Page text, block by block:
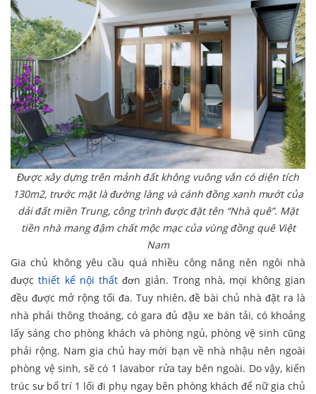
Được xây dựng trên mảnh đất không vuông vắn có diện tích
130m2, trước mặt là đường làng và cánh đồng xanh mướt của
dải đất miền Trung, công trình được đặt tên “Nhà quê”. Mặt
tiền nhà mang đậm chất mộc mạc của vùng đồng quê Việt
Nam
Gia chủ không yêu cầu quá nhiều công năng nên ngôi nhà
đượcthiết kế nội thất đơn giản. Trong nhà, mọi không gian
đều được mở rộng tối đa. Tuy nhiên, đề bài chủ nhà đặt ra là
nhà phải thông thoáng, có gara đủ đậu xe bán tải, có khoảng
lấy sáng cho phòng khách và phòng ngủ, phòng vệ sinh cũng
phải rộng. Nam gia chủ hay mời bạn về nhà nhậu nên ngoài
phòng vệ sinh, sẽ có 1 lavabor rửa tay bên ngoài. Do vậy, kiến
trúc sư bố trí 1 lối đi phụ ngay bên phòng khách để nữ gia chủ